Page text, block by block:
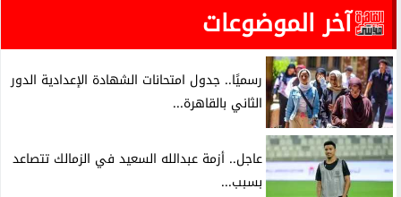
آخر الموضوعات
رسميًا.. جدول امتحانات الشهادة الإعدادية الدور
الثاني بالقاهرة...
عاجل.. أزمة عبدالله السعيد في الزمالك تتصاعد
بسبب...